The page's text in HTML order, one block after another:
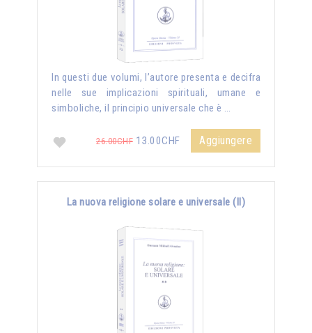
In questi due volumi, l’autore presenta e decifra
nelle sue implicazioni spirituali, umane e
simboliche, il principio universale che è …
26.00CHF 13.00CHF Aggiungere
La nuova religione solare e universale (II)